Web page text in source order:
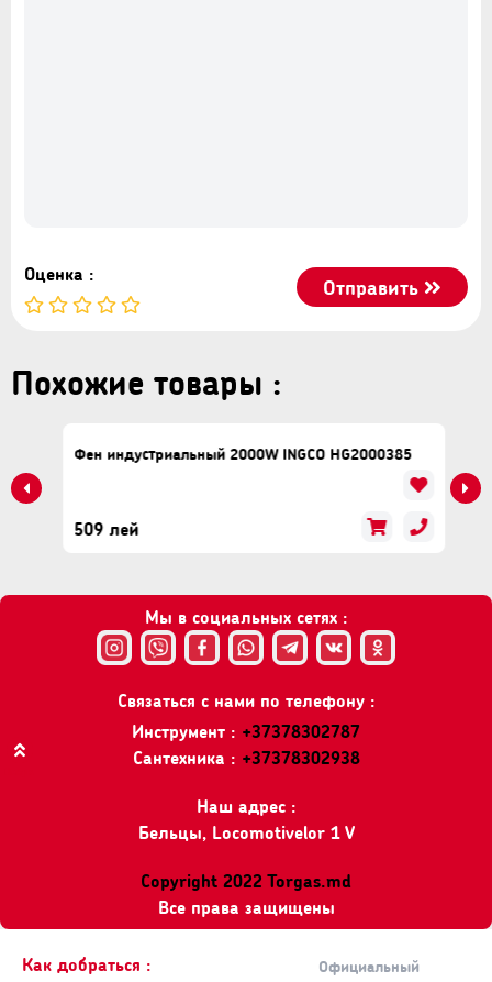
Похожие товары :
Фен индустриальный 2000W INGCO HG2000385
509 лей
Оценка :
Отправить
Мы в социальных сетях :
Связаться с нами по телефону :
Инструмент : +37378302787
Сантехника : +37378302938
Наш адрес :
Бельцы, Locomotivelor 1 V
Copyright 2022 Torgas.md
Все права защищены
Как добраться :
Официальный